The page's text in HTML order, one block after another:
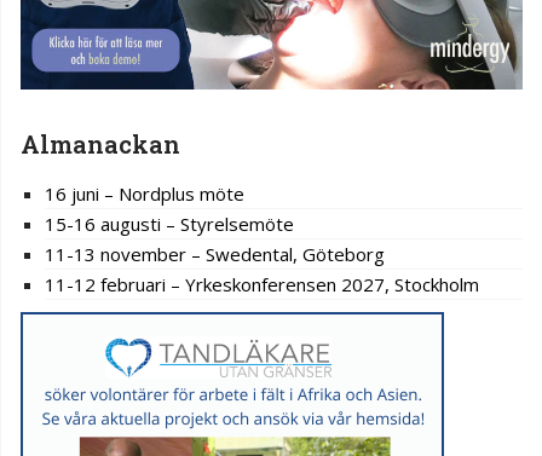
Almanackan
16 juni – Nordplus möte
15-16 augusti – Styrelsemöte
11-13 november – Swedental, Göteborg
11-12 februari – Yrkeskonferensen 2027, Stockholm